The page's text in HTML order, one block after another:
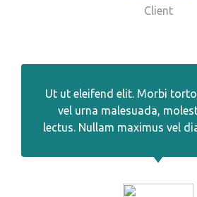
Client
Ut ut eleifend elit. Morbi
vel urna malesuada,
lectus. Nullam maximus vel